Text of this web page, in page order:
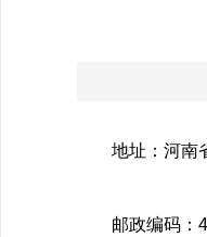
地址：河南
邮政编码：